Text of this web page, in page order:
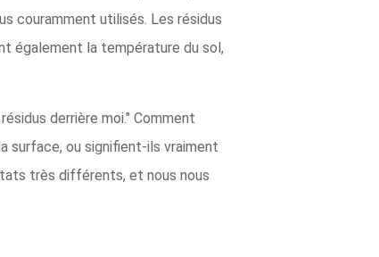
couramment utilisés. Les résidus
également la température du sol,
derrière moi." Comment
surface, ou signifient-ils vraiment
très différents, et nous nous